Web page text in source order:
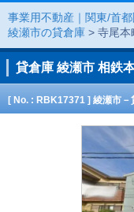
事業用不動産｜関東/首都
綾瀬市の貸倉庫 > 寺尾本
貸倉庫 綾瀬市 相鉄
[ No. : RBK17371 ] 綾瀬市